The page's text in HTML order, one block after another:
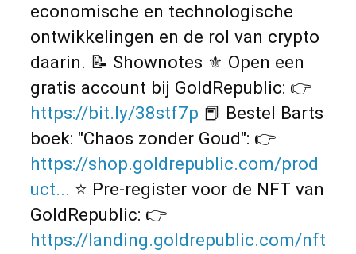
economische en technologische
ontwikkelingen en de rol van crypto
daarin. 📝 Shownotes ⚜️ Open een
gratis account bij GoldRepublic: 👉
https://bit.ly/38stf7p 📕 Bestel Barts
boek: "Chaos zonder Goud": 👉
https://shop.goldrepublic.com/prod
uct... ⭐ Pre-register voor de NFT van
GoldRepublic: 👉
https://landing.goldrepublic.com/nft